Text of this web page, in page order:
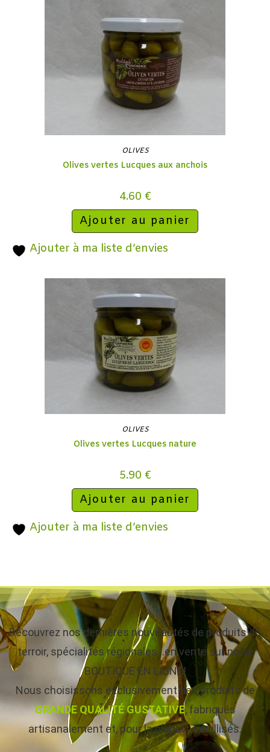
OLIVES
Olives vertes Lucques aux anchois
4.60 €
Ajouter au panier
Ajouter à ma liste d’envies
OLIVES
Olives vertes Lucques nature
5.90 €
Ajouter au panier
Ajouter à ma liste d’envies
Découvrez nos dernières nouveautés de produits du
terroir, spécialités régionales…en vente sur notre
BOUTIQUE EN LIGNE!
Nous choisissons exclusivement des produits de
GRANDE QUALITÉ GUSTATIVE, fabriqués
artisanalement et, pour la plupart, labellisés.